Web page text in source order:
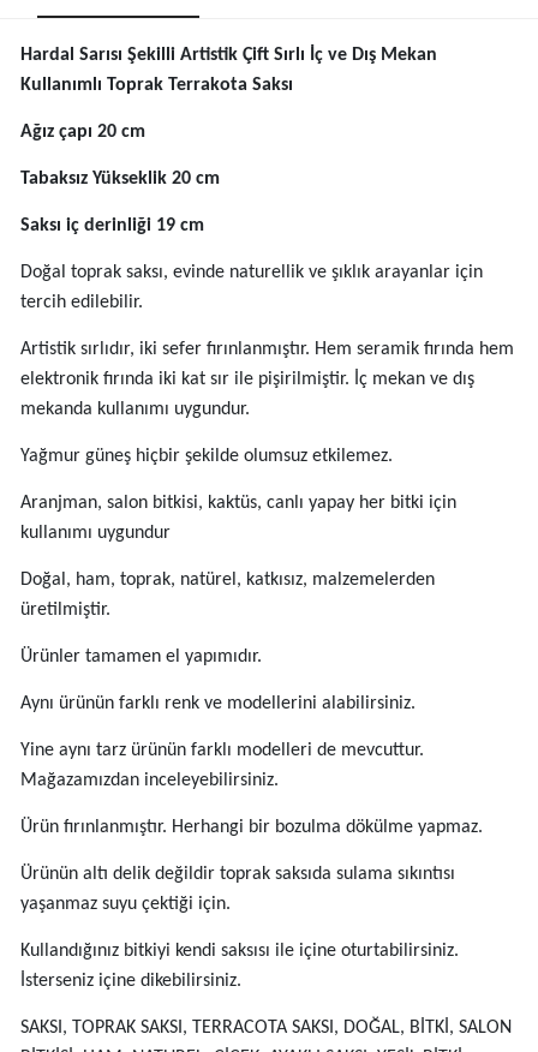
Hardal Sarısı Şekilli Artistik Çift Sırlı İç ve Dış Mekan
Kullanımlı Toprak Terrakota Saksı
Ağız çapı 20 cm
Tabaksız Yükseklik 20 cm
Saksı iç derinliği 19 cm
Doğal toprak saksı, evinde naturellik ve şıklık arayanlar için
tercih edilebilir.
Artistik sırlıdır, iki sefer fırınlanmıştır. Hem seramik fırında hem
elektronik fırında iki kat sır ile pişirilmiştir. İç mekan ve dış
mekanda kullanımı uygundur.
Yağmur güneş hiçbir şekilde olumsuz etkilemez.
Aranjman, salon bitkisi, kaktüs, canlı yapay her bitki için
kullanımı uygundur
Doğal, ham, toprak, natürel, katkısız, malzemelerden
üretilmiştir.
Ürünler tamamen el yapımıdır.
Aynı ürünün farklı renk ve modellerini alabilirsiniz.
Yine aynı tarz ürünün farklı modelleri de mevcuttur.
Mağazamızdan inceleyebilirsiniz.
Ürün fırınlanmıştır. Herhangi bir bozulma dökülme yapmaz.
Ürünün altı delik değildir toprak saksıda sulama sıkıntısı
yaşanmaz suyu çektiği için.
Kullandığınız bitkiyi kendi saksısı ile içine oturtabilirsiniz.
İsterseniz içine dikebilirsiniz.
SAKSI, TOPRAK SAKSI, TERRACOTA SAKSI, DOĞAL, BİTKİ, SALON